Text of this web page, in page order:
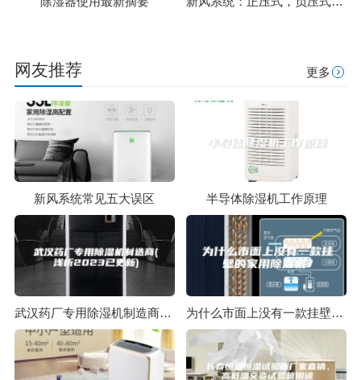
网友推荐 更多
新风系统常见五大误区 半导体除湿机工作原理
武汉药厂专用除湿机制造商(浅析2023已更新) 为什么市面上没有一款挂壁的家用除湿机？